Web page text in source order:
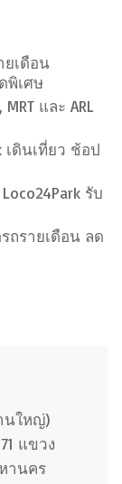
ยเดือน
พิเศษ
และ ARL
เดินเที่ยว ช้อป
รับ
ถรายเดือน ลด
นใหญ่)
แขวง
านคร